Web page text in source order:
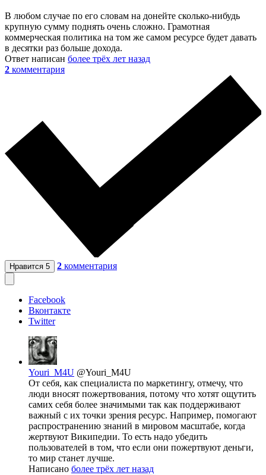
В любом случае по его словам на донейте сколько-нибудь
крупную сумму поднять очень сложно. Грамотная
коммерческая политика на том же самом ресурсе будет давать
в десятки раз больше дохода.
Ответ написан более трёх лет назад
2 комментария
Нравится 5 2 комментария
Facebook
Вконтакте
Twitter
Youri_M4U @Youri_M4U
От себя, как специалиста по маркетингу, отмечу, что
люди вносят пожертвования, потому что хотят ощутить
самих себя более значимыми так как поддерживают
важный с их точки зрения ресурс. Например, помогают
распространению знаний в мировом масштабе, когда
жертвуют Википедии. То есть надо убедить
пользователей в том, что если они пожертвуют деньги,
то мир станет лучше.
Написано более трёх лет назад